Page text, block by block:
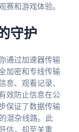
赛和游戏体验。
守护
通过加速器传输
加密和专线传输
息、观看记录、
效防止信息在公
保证了数据传输
混杂线路。此
估，却至关重